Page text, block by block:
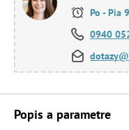
Po - Pia
0940
Popis a parametre